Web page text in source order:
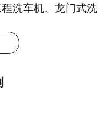
洗车机、龙门式洗